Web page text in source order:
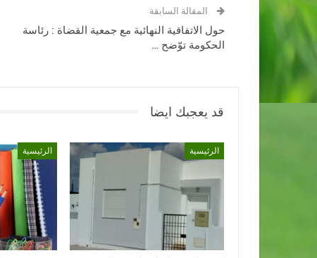
المقالة السابقة
حول الاتفاقية النهائية مع جمعية القضاة : رئاسة
الحكومة توّضح …
قد يعجبك ايضا
الرئيسية الرئيسية